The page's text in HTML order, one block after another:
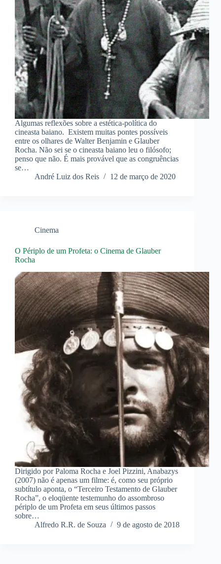
Algumas reflexões sobre a estética-política do
cineasta baiano. Existem muitas pontes possíveis
entre os olhares de Walter Benjamin e Glauber
Rocha. Não sei se o cineasta baiano leu o filósofo;
penso que não. É mais provável que as congruências
se…
André Luiz dos Reis
12 de março de 2020
Cinema
O Périplo de um Profeta: o Cinema de Glauber
Rocha
Dirigido por Paloma Rocha e Joel Pizzini, Anabazys
(2007) não é apenas um filme: é, como seu próprio
subtítulo aponta, o “Terceiro Testamento de Glauber
Rocha”, o eloqüente testemunho do assombroso
périplo de um Profeta em seus últimos passos
sobre…
Alfredo R.R. de Souza
9 de agosto de 2018